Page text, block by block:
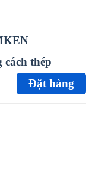
thép
Đặt hàng